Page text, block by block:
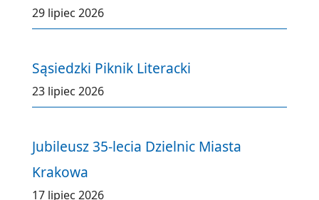
29 lipiec 2026
Sąsiedzki Piknik Literacki
23 lipiec 2026
Jubileusz 35-lecia Dzielnic Miasta
Krakowa
17 lipiec 2026